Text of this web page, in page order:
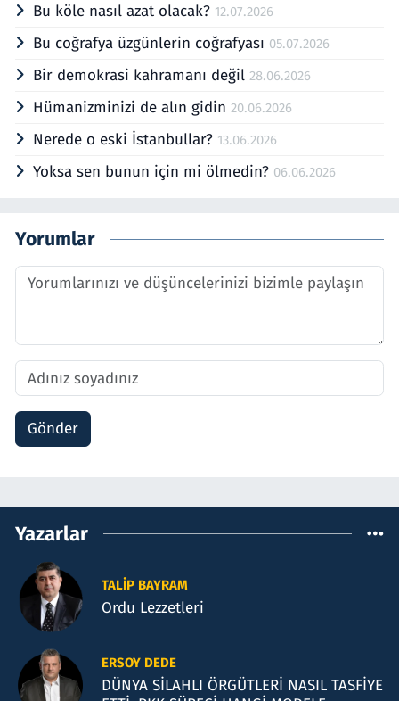
Bu köle nasıl azat olacak? 12.07.2026
Bu coğrafya üzgünlerin coğrafyası 05.07.2026
Bir demokrasi kahramanı değil 28.06.2026
Hümanizminizi de alın gidin 20.06.2026
Nerede o eski İstanbullar? 13.06.2026
Yoksa sen bunun için mi ölmedin? 06.06.2026
Yorumlar
Gönder
Yazarlar
TALIP BAYRAM
Ordu Lezzetleri
ERSOY DEDE
DÜNYA SİLAHLI ÖRGÜTLERİ NASIL TASFİYE